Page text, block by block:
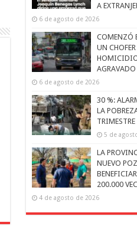
A
6 de agosto de 2026
COMENZÓ
UN
AGRAVADO
6 de agosto de 2026
30 %:
LA
5 de
LA
NUEVO
200.000
4 de agosto de 2026